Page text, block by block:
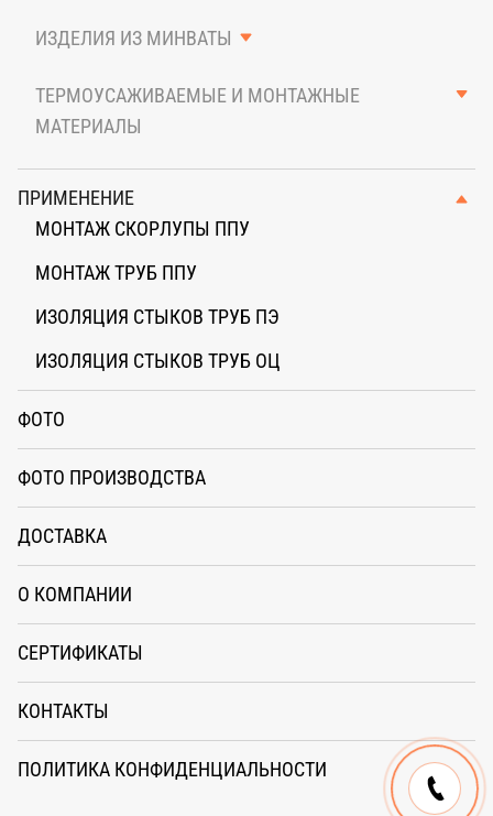
ОЦИНКОВАННЫЙ ЛИСТ
ИЗДЕЛИЯ ИЗ МИНВАТЫ
ТЕРМОУСАЖИВАЕМЫЕ И МОНТАЖНЫЕ
МАТЕРИАЛЫ
ТОВАРЫ ДЛЯ МОНТАЖА
ПРИМЕНЕНИЕ
МОНТАЖ СКОРЛУПЫ ППУ
МОНТАЖ ТРУБ ППУ
ИЗОЛЯЦИЯ СТЫКОВ ТРУБ ПЭ
ИЗОЛЯЦИЯ СТЫКОВ ТРУБ ОЦ
ФОТО
ФОТО ПРОИЗВОДСТВА
ДОСТАВКА
О КОМПАНИИ
СЕРТИФИКАТЫ
КОНТАКТЫ
ПОЛИТИКА КОНФИДЕНЦИАЛЬНОСТИ